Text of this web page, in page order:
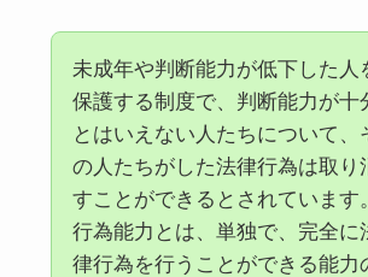
未成年や判断能力が低下した人
保護する制度で、判断能力が十
とはいえない人たちについて、
の人たちがした法律行為は取り
すことができるとされています。
行為能力とは、単独で、完全に
律行為を行うことができる能力